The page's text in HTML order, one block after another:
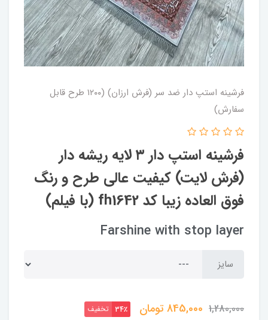
فرشینه استپ دار ضد سر (فرش ارزان) (۱۲۰۰ طرح قابل
سفارش)
فرشینه استپ دار ۳ لایه ریشه دار
(فرش لایت) کیفیت عالی طرح و رنگ
فوق العاده زیبا کد fh1642 (با فیلم)
Farshine with stop layer
سایز
1,280,000
845,000تومان 34٪ تخفیف